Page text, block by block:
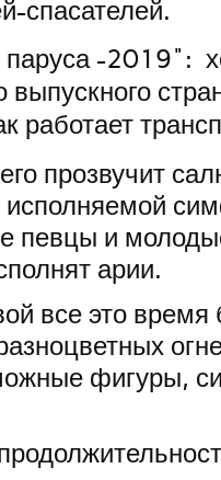
спасателей.
прозвучит
певцы и
арии.
все это время
фигуры,